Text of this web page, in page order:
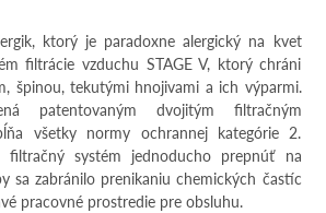
ktorý je paradoxne alergický na kvet
filtrácie vzduchu STAGE V, ktorý chráni
špinou, tekutými hnojivami a ich výparmi.
patentovaným dvojitým filtračným
všetky normy ochrannej kategórie 2.
systém jednoducho prepnúť na
sa zabránilo prenikaniu chemických častíc
pracovné prostredie pre obsluhu.